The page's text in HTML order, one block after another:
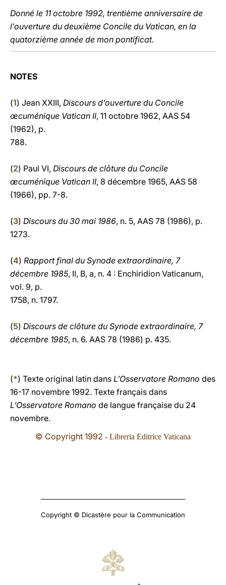
Donné le 11 octobre 1992, trentième anniversaire de
l’ouverture du deuxième Concile du Vatican, en la
quatorzième année de mon pontificat.
NOTES
(1) Jean XXIII, Discours d’ouverture du Concile
œcuménique Vatican II, 11 octobre 1962, AAS 54
(1962), p.
788.
(2) Paul VI, Discours de clôture du Concile
œcuménique Vatican II, 8 décembre 1965, AAS 58
(1966), pp. 7-8.
(3) Discours du 30 mai 1986, n. 5, AAS 78 (1986), p.
1273.
(4) Rapport final du Synode extraordinaire, 7
décembre 1985, II, B, a, n. 4 : Enchiridion Vaticanum,
vol. 9, p.
1758, n. 1797.
(5) Discours de clôture du Synode extraordinaire, 7
décembre 1985, n. 6. AAS 78 (1986) p. 435.
(*) Texte original latin dans L’Osservatore Romano des
16-17 novembre 1992. Texte français dans
L’Osservatore Romano de langue française du 24
novembre.
© Copyright 1992 - Libreria Editrice Vaticana
Copyright © Dicastère pour la Communication